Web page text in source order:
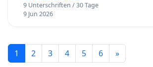
9 Unterschriften / 30 Tage
9 Jun 2026
1 2 3 4 5 6 »